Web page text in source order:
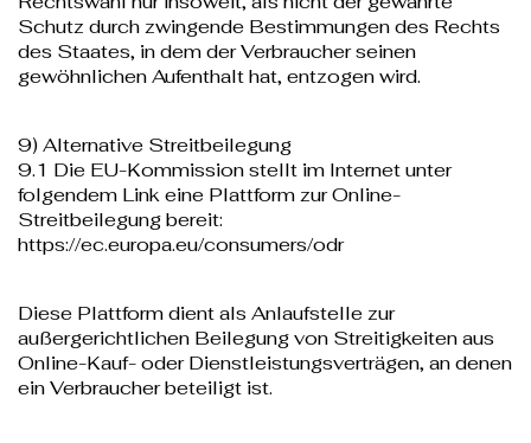
Schutz durch zwingende Bestimmungen des Rechts
des Staates, in dem der Verbraucher seinen
gewöhnlichen Aufenthalt hat, entzogen wird.
9) Alternative Streitbeilegung
9.1 Die EU-Kommission stellt im Internet unter
folgendem Link eine Plattform zur Online-
Streitbeilegung bereit:
https://ec.europa.eu/consumers/odr
Diese Plattform dient als Anlaufstelle zur
außergerichtlichen Beilegung von Streitigkeiten aus
Online-Kauf- oder Dienstleistungsverträgen, an denen
ein Verbraucher beteiligt ist.